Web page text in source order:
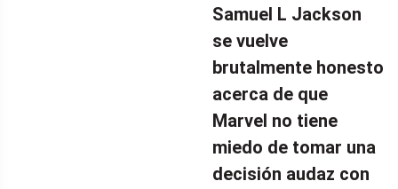
Samuel L Jackson
se vuelve
brutalmente honesto
acerca de que
Marvel no tiene
miedo de tomar una
decisión audaz con